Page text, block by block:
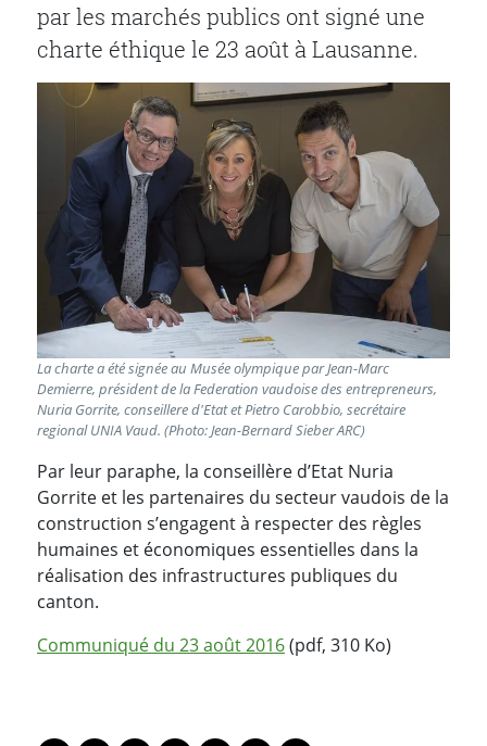
par les marchés publics ont signé une
charte éthique le 23 août à Lausanne.
La charte a été signée au Musée olympique par Jean-Marc
Demierre, président de la Federation vaudoise des entrepreneurs,
Nuria Gorrite, conseillere d'Etat et Pietro Carobbio, secrétaire
regional UNIA Vaud. (Photo: Jean-Bernard Sieber ARC)
Par leur paraphe, la conseillère d’Etat Nuria
Gorrite et les partenaires du secteur vaudois de la
construction s’engagent à respecter des règles
humaines et économiques essentielles dans la
réalisation des infrastructures publiques du
canton.
Communiqué du 23 août 2016(pdf, 310 Ko)